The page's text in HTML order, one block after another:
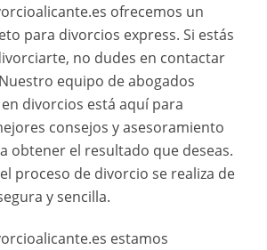
ofrecemos un
para divorcios express. Si estás
no dudes en contactar
equipo de abogados
divorcios está aquí para
consejos y asesoramiento
obtener el resultado que deseas.
proceso de divorcio se realiza de
y sencilla.
estamos